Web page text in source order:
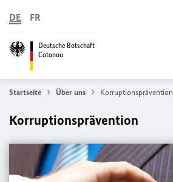
Deutsche Botschaft
Cotonou
DE FR
Startseite Über uns Korruptionsprävention
Korruptionsprävention